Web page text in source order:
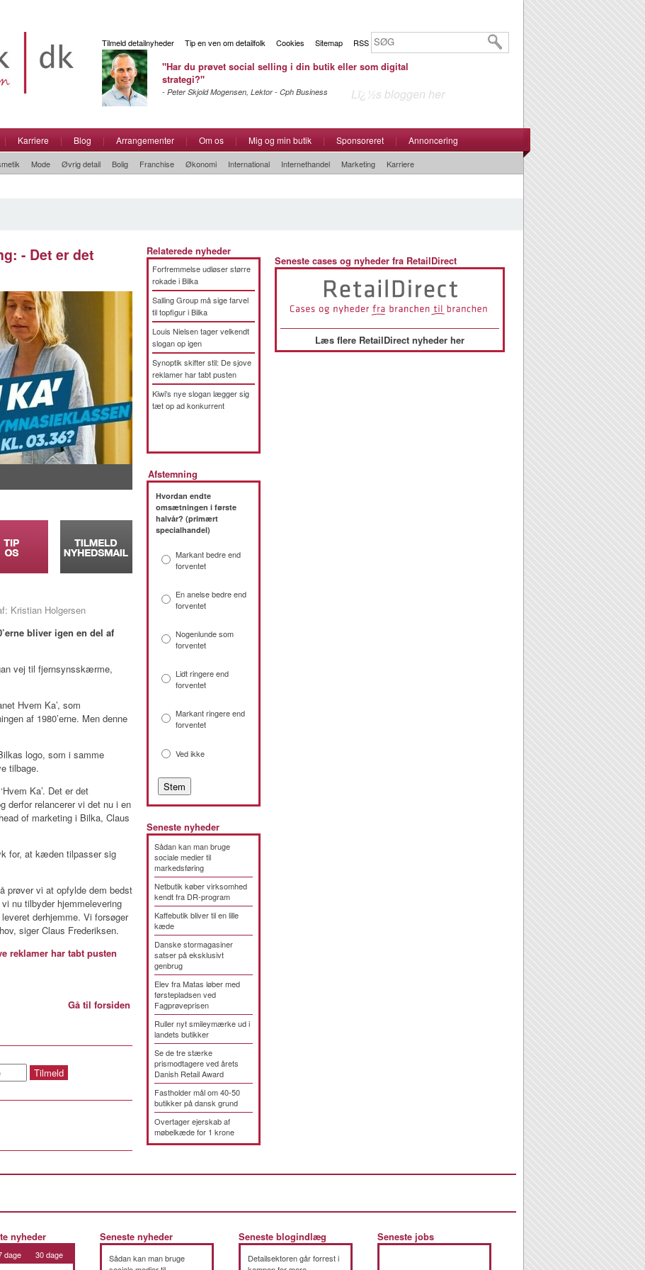
Tilmeld detailnyheder Tip en ven om detailfolk Cookies Sitemap RSS
"Har du prøvet social selling i din butik eller som digital
strategi?"
- Peter Skjold Mogensen, Lektor - Cph Business Lï¿½s bloggen her
| Karriere | Blog | Arrangementer | Om os | Mig og min butik | Sponsoreret | Annoncering
Mode Øvrig detail Bolig Franchise Økonomi International Internethandel Marketing Karriere
- Det er det
Kristian Holgersen
bliver igen en del af
vej til fjernsynsskærme,
Hvem Ka’, som
af 1980’erne. Men denne
logo, som i samme
tilbage.
Ka’. Det er det
derfor relancerer vi det nu i en
of marketing i Bilka, Claus
for, at kæden tilpasser sig
prøver vi at opfylde dem bedst
nu tilbyder hjemmelevering
derhjemme. Vi forsøger
siger Claus Frederiksen.
reklamer har tabt pusten
Gå til forsiden
Relaterede nyheder
Forfremmelse udløser større
rokade i Bilka
Salling Group må sige farvel
til topfigur i Bilka
Louis Nielsen tager velkendt
slogan op igen
Synoptik skifter stil: De sjove
reklamer har tabt pusten
Kiwi's nye slogan lægger sig
tæt op ad konkurrent
Afstemning
Hvordan endte
omsætningen i første
halvår? (primært
specialhandel)
Markant bedre end
forventet
En anelse bedre end
forventet
Nogenlunde som
forventet
Lidt ringere end
forventet
Markant ringere end
forventet
Ved ikke
Seneste nyheder
Sådan kan man bruge
sociale medier til
markedsføring
Netbutik køber virksomhed
kendt fra DR-program
Kaffebutik bliver til en lille
kæde
Danske stormagasiner
satser på eksklusivt
genbrug
Elev fra Matas løber med
førstepladsen ved
Fagprøveprisen
Ruller nyt smileymærke ud i
landets butikker
Se de tre stærke
prismodtagere ved årets
Danish Retail Award
Fastholder mål om 40-50
butikker på dansk grund
Overtager ejerskab af
møbelkæde for 1 krone
Seneste cases og nyheder fra RetailDirect
Læs flere RetailDirect nyheder her
nyheder
dage 30 dage
Seneste nyheder
Sådan kan man bruge
Seneste blogindlæg
Detailsektoren går forrest i
Seneste jobs